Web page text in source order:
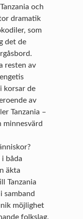
och
dramatik
som
det de
resten av
korsar de
av
Tanzania –
minnesvärd
båda
äkta
Tanzania
samband
möjlighet
folkslag,